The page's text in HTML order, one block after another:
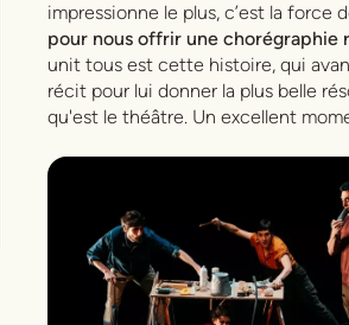
impressionne le plus, c’est la force
pour nous offrir une chorégraphie
unit tous est cette histoire, qui
récit pour lui donner la plus belle
qu'est le théâtre. Un excellent